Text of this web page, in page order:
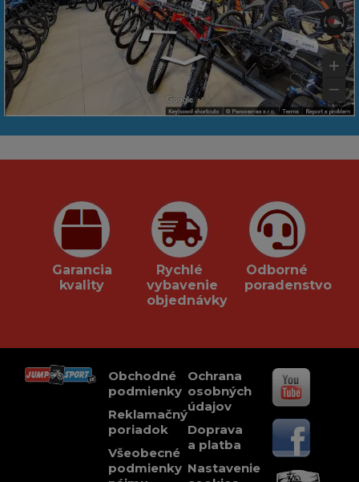
Garancia
kvality
Rychlé
vybavenie
objednávky
Odborné
poradenstvo
Obchodné
podmienky
Reklamačný
poriadok
Všeobecné
podmienky
Ochrana
osobných
údajov
Doprava
a platba
Nastavenie